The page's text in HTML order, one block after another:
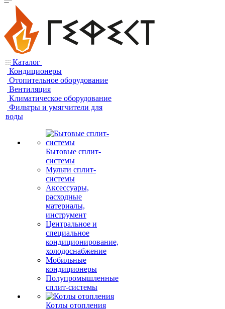
Каталог
Кондиционеры
Отопительное оборудование
Вентиляция
Климатическое оборудование
Фильтры и умягчители для
воды
Бытовые сплит-
системы
Мульти сплит-
системы
Аксессуары,
расходные
материалы,
инструмент
Центральное и
специальное
кондиционирование,
холодоснабжение
Мобильные
кондиционеры
Полупромышленные
сплит-системы
Котлы отопления